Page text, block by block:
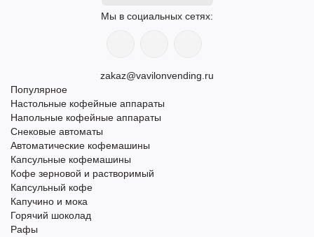
Мы в социальных сетях:
zakaz@vavilonvending.ru
Популярное
Настольные кофейные аппараты
Напольные кофейные аппараты
Снековые автоматы
Автоматические кофемашины
Капсульные кофемашины
Кофе зерновой и растворимый
Капсульный кофе
Капучино и мока
Горячий шоколад
Рафы